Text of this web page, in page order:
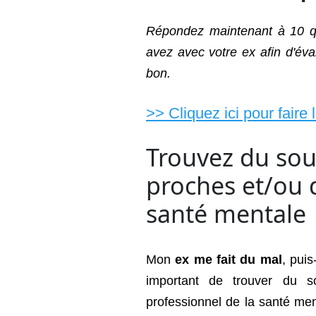
Répondez maintenant à 10
avez avec votre ex afin
bon.
>> Cliquez ici pour faire
Trouvez du
proches et/ou
santé mentale
Monex me fait du mal ,
important de trouver du
professionnel de la santé